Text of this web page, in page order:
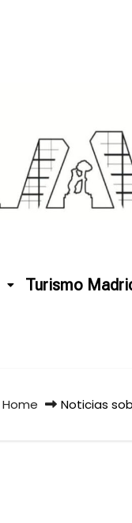
Turismo
Home Noticias